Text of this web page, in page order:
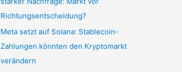
Richtungsentscheidung?
Meta setzt auf Solana: Stablecoin-
Zahlungen könnten den Kryptomarkt
verändern